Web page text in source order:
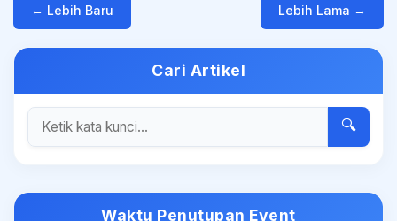
← Lebih Baru Lebih Lama →
Cari Artikel
🔍
Waktu Penutupan Event